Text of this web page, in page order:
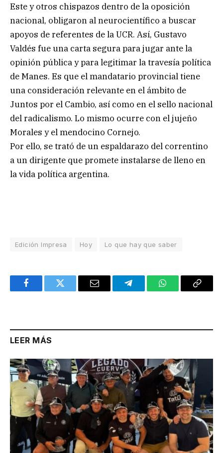
Este y otros chispazos dentro de la oposición
nacional, obligaron al neurocientífico a buscar
apoyos de referentes de la UCR. Así, Gustavo
Valdés fue una carta segura para jugar ante la
opinión pública y para legitimar la travesía política
de Manes. Es que el mandatario provincial tiene
una consideración relevante en el ámbito de
Juntos por el Cambio, así como en el sello nacional
del radicalismo. Lo mismo ocurre con el jujeño
Morales y el mendocino Cornejo.
Por ello, se trató de un espaldarazo del correntino
a un dirigente que promete instalarse de lleno en
la vida política argentina.
Edición Impresa Hoy Lo que hay que saber
FacebookTwitter Email TelegramWhatsAppCopy
LEER MÁS